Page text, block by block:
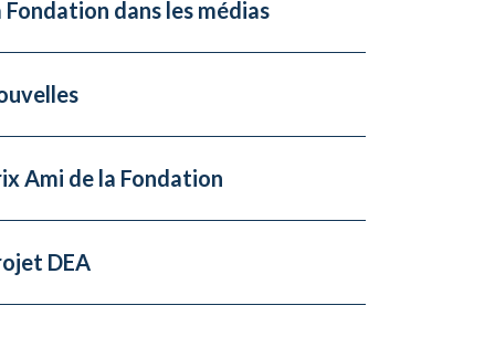
Fondation dans les médias
Ami de la Fondation
DEA